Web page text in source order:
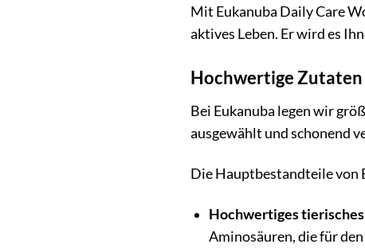
Mit Eukanuba Daily Care
aktives Leben. Er wird es
Hochwertige
Bei Eukanuba legen wir
ausgewählt und schonend
Die Hauptbestandteile von
Hochwertiges
Aminosäuren, die für